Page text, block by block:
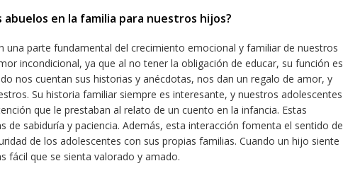
abuelos en la familia para nuestros hijos?
una parte fundamental del crecimiento emocional y familiar de nuestros
incondicional, ya que al no tener la obligación de educar, su función es
nos cuentan sus historias y anécdotas, nos dan un regalo de amor, y
Su historia familiar siempre es interesante, y nuestros adolescentes
que le prestaban al relato de un cuento en la infancia. Estas
de sabiduría y paciencia. Además, esta interacción fomenta el sentido de
de los adolescentes con sus propias familias. Cuando un hijo siente
fácil que se sienta valorado y amado.